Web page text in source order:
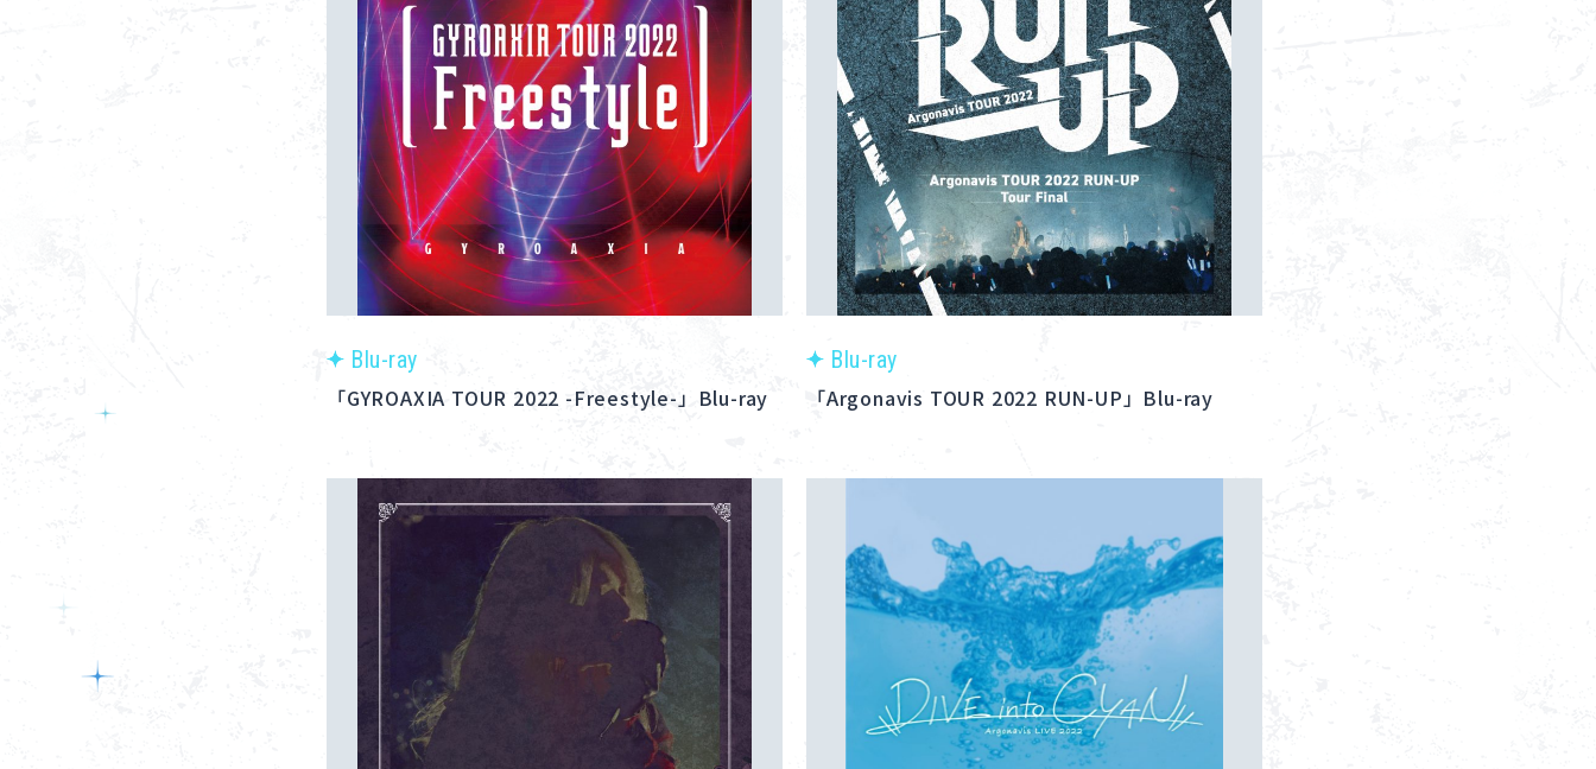
Blu-ray
「GYROAXIA TOUR 2022 -Freestyle-」Blu-ray
Blu-ray
「Argonavis TOUR 2022 RUN-UP」Blu-ray